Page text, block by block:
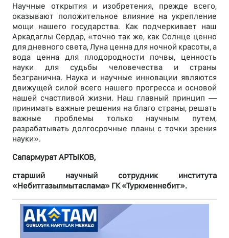
Научные открытия и изобретения, прежде всего,
оказывают положительное влияние на укрепление
мощи нашего государства. Как подчеркивает наш
Аркадаглы Сердар, «точно так же, как Солнце ценно
для дневного света, Луна ценна для ночной красоты, а
вода ценна для плодородности почвы, ценность
науки для судьбы человечества и страны
безгранична. Наука и научные инновации являются
движущей силой всего нашего прогресса и основой
нашей счастливой жизни. Наш главный принцип —
принимать важные решения на благо страны, решать
важные проблемы только научным путем,
разрабатывать долгосрочные планы с точки зрения
науки».
Сапармурат АРТЫКОВ,
старший научный сотрудник института
«Небитгазылмытаслама» ГК «Туркменнебит».